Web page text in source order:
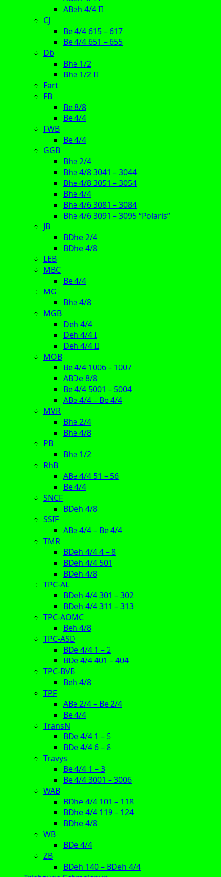
ABeh 4/4 II
CJ
Be 4/4 615 – 617
Be 4/4 651 – 655
Db
Bhe 1/2
Bhe 1/2 II
Fart
FB
Be 8/8
Be 4/4
FWB
Be 4/4
GGB
Bhe 2/4
Bhe 4/8 3041 – 3044
Bhe 4/8 3051 – 3054
Bhe 4/4
Bhe 4/6 3081 – 3084
Bhe 4/6 3091 – 3095 “Polaris”
JB
BDhe 2/4
BDhe 4/8
LEB
MBC
Be 4/4
MG
Bhe 4/8
MGB
Deh 4/4
Deh 4/4 I
Deh 4/4 II
MOB
Be 4/4 1006 – 1007
ABDe 8/8
Be 4/4 5001 – 5004
ABe 4/4 – Be 4/4
MVR
Bhe 2/4
Bhe 4/8
PB
Bhe 1/2
RhB
ABe 4/4 51 – 56
Be 4/4
SNCF
BDeh 4/8
SSIF
ABe 4/4 – Be 4/4
TMR
BDeh 4/4 4 – 8
BDeh 4/4 501
BDeh 4/8
TPC-AL
BDeh 4/4 301 – 302
BDeh 4/4 311 – 313
TPC-AOMC
Beh 4/8
TPC-ASD
BDe 4/4 1 – 2
BDe 4/4 401 – 404
TPC-BVB
Beh 4/8
TPF
ABe 2/4 – Be 2/4
Be 4/4
TransN
BDe 4/4 1 – 5
BDe 4/4 6 – 8
Travys
Be 4/4 1 – 3
Be 4/4 3001 – 3006
WAB
BDhe 4/4 101 – 118
BDhe 4/4 119 – 124
BDhe 4/8
WB
BDe 4/4
ZB
BDeh 140 – BDeh 4/4